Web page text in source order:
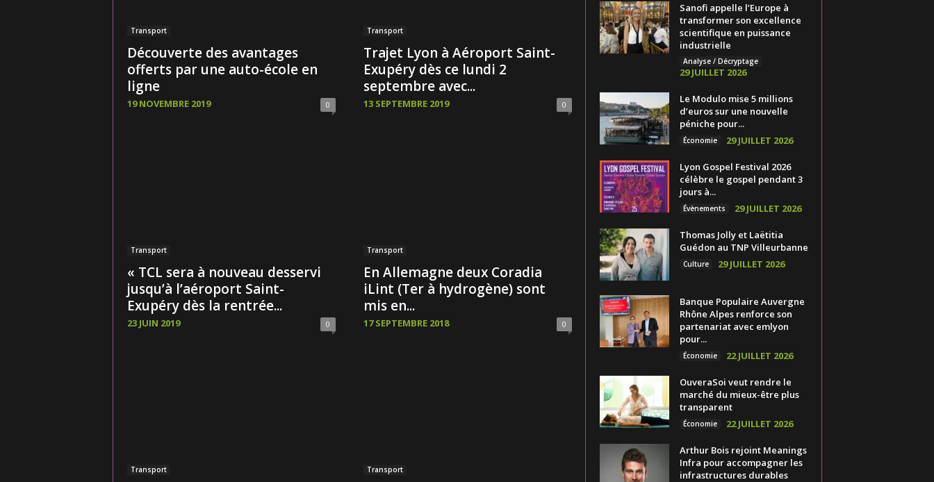
Transport
Découverte des avantages
offerts par une auto-école en
ligne
19 NOVEMBRE 2019 0
Transport
Trajet Lyon à Aéroport Saint-
Exupéry dès ce lundi 2
septembre avec...
13 SEPTEMBRE 2019 0
Transport
« TCL sera à nouveau desservi
jusqu’à l’aéroport Saint-
Exupéry dès la rentrée...
23 JUIN 2019 0
Transport
En Allemagne deux Coradia
iLint (Ter à hydrogène) sont
mis en...
17 SEPTEMBRE 2018 0
Transport Transport
Sanofi appelle l’Europe à
transformer son excellence
scientifique en puissance
industrielle
Analyse / Décryptage
29 JUILLET 2026
Le Modulo mise 5 millions
d’euros sur une nouvelle
péniche pour...
Économie 29 JUILLET 2026
Lyon Gospel Festival 2026
célèbre le gospel pendant 3
jours à...
Évènements 29 JUILLET 2026
Thomas Jolly et Laëtitia
Guédon au TNP Villeurbanne
Culture 29 JUILLET 2026
Banque Populaire Auvergne
Rhône Alpes renforce son
partenariat avec emlyon
pour...
Économie 22 JUILLET 2026
OuveraSoi veut rendre le
marché du mieux-être plus
transparent
Économie 22 JUILLET 2026
Arthur Bois rejoint Meanings
Infra pour accompagner les
infrastructures durables